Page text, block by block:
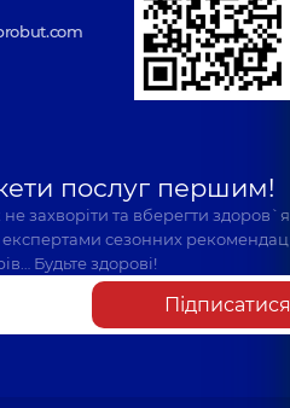
послуг першим!
захворіти та вберегти
сезонних
Будьте здорові!
Підписатися